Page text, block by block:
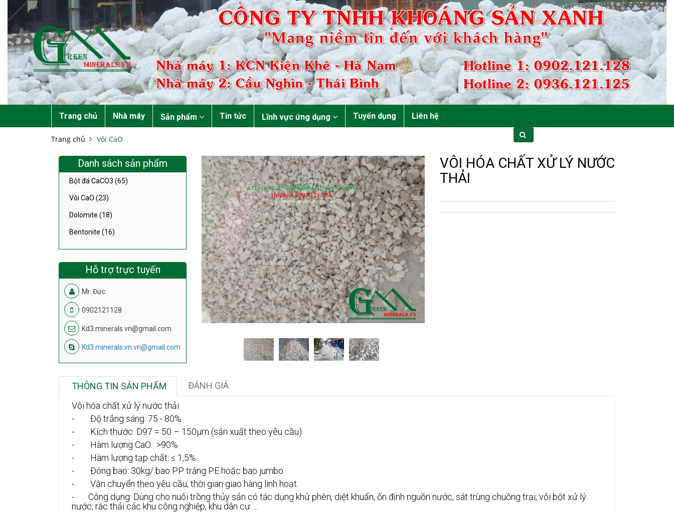
Trang chủ Nhà máy Sản phẩm Tin tức Lĩnh vực ứng dụng Tuyển dụng Liên hệ
Trang chủ Vôi CaO
Danh sách sản phẩm
Bột đá CaCO3 (65)
Vôi CaO (23)
Dolomite (18)
Bentonite (16)
Hỗ trợ trực tuyến
Mr. Đức
0902121128
Kd3.minerals.vn@gmail.com
Kd3.minerals.vn.vn@gmail.com
VÔI HÓA CHẤT XỬ LÝ NƯỚC
THẢI
THÔNG TIN SẢN PHẨM
ĐÁNH GIÁ
Vôi hóa chất xử lý nước thải
- Độ trắng sáng: 75 - 80%
- Kích thước: D97 = 50 – 150µm (sản xuất theo yêu cầu)
- Hàm lượng CaO: >90%
- Hàm lượng tạp chất: ≤ 1,5%
- Đóng bao: 30kg/ bao PP tráng PE hoặc bao jumbo
- Vận chuyển theo yêu cầu, thời gian giao hàng linh hoạt.
- Công dụng: Dùng cho nuôi trồng thủy sản có tác dụng khử phèn, diệt khuẩn, ổn định nguồn nước, sát trùng chuồng trại, vôi bột xử lý
nước, rác thải các khu công nghiệp, khu dân cư.....